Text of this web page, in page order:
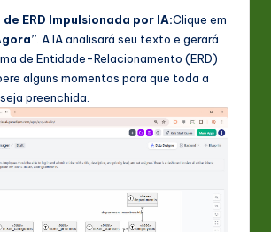
ERD Impulsionada por IA:Clique em
. A IA analisará seu texto e gerará
de Entidade-Relacionamento (ERD)
alguns momentos para que toda a
preenchida.